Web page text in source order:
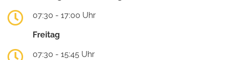
07:30 - 17:00 Uhr
Freitag
07:30 - 15:45 Uhr